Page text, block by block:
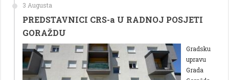
3 Augusta
PREDSTAVNICI CRS-a U RADNOJ POSJETI
GORAŽDU
Gradsku
upravu
Grada